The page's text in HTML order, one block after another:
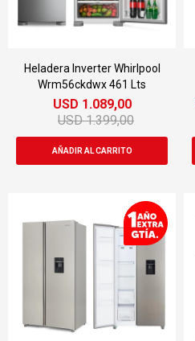
Heladera Inverter Whirlpool
Wrm56ckdwx 461 Lts
USD 1.089,00
USD 1.399,00